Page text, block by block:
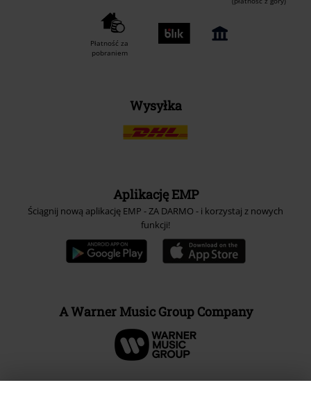
Płatność za
pobraniem
Wysyłka
Aplikację EMP
Ściągnij nową aplikację EMP - ZA DARMO - i korzystaj z nowych
funkcji!
A Warner Music Group Company